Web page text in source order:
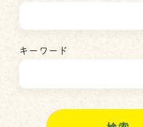
キーワード
検